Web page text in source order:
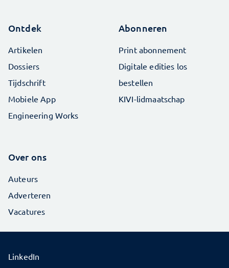
Ontdek
Artikelen
Dossiers
Tijdschrift
Mobiele App
Engineering Works
Abonneren
Print abonnement
Digitale edities los
bestellen
KIVI-lidmaatschap
Over ons
Auteurs
Adverteren
Vacatures
LinkedIn